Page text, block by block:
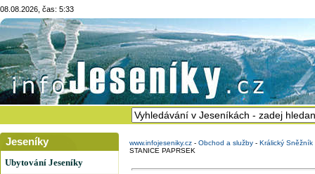
08.08.2026, čas: 5:33
Jeseníky
Ubytování Jeseníky
www.infojeseniky.cz - Obchod a služby - Králický Sněžník
STANICE PAPRSEK